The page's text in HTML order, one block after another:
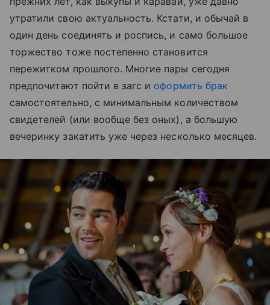
утратили свою актуальность. Кстати, и обычай в
один день соединять и роспись, и само большое
торжество тоже постепенно становится
пережитком прошлого. Многие пары сегодня
предпочитают пойти в загс и оформить брак
самостоятельно, с минимальным количеством
свидетелей (или вообще без оных), а большую
вечеринку закатить уже через несколько месяцев.